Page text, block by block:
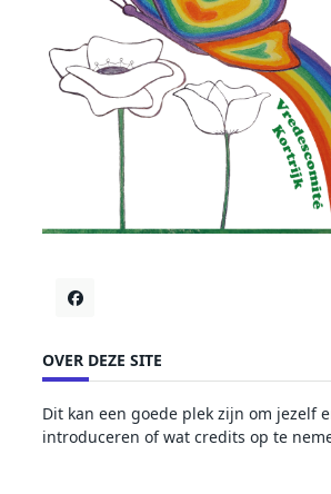
OVER DEZE SITE
Dit kan een goede plek zijn om jezelf
introduceren of wat credits op te